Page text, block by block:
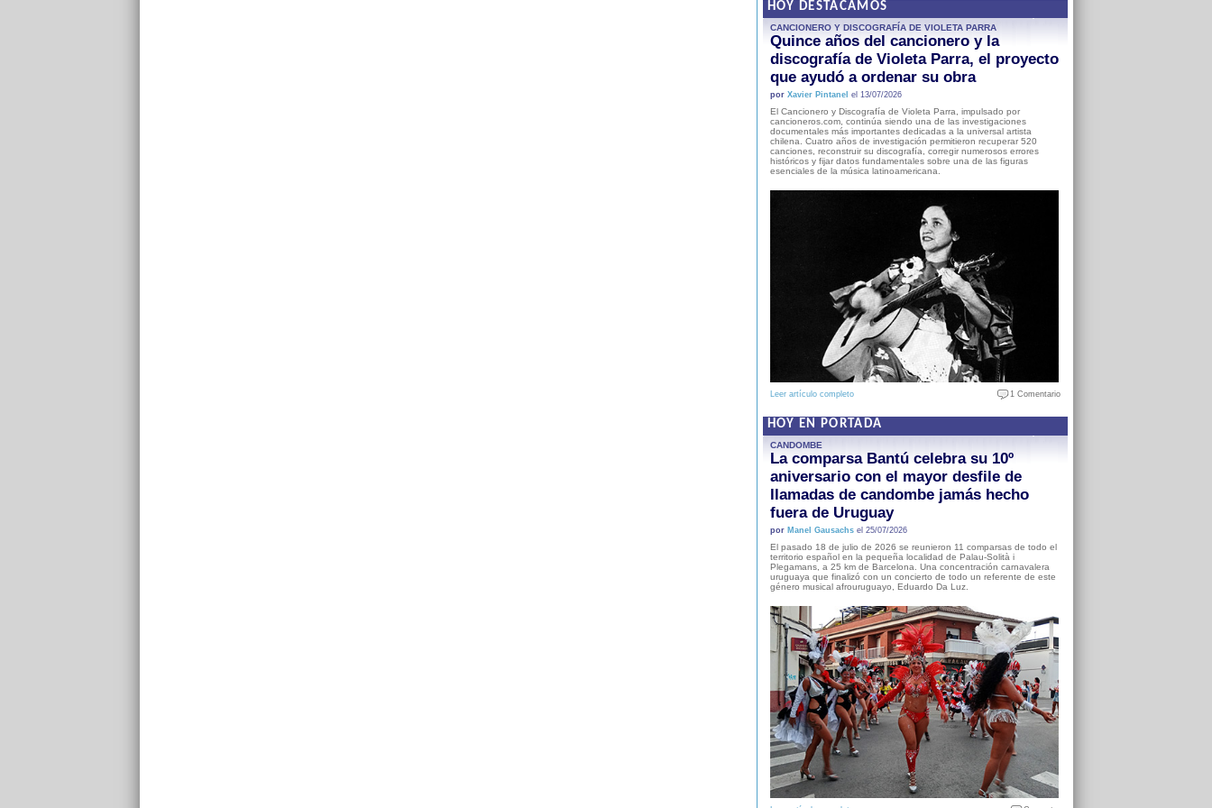
HOY DESTACAMOS
CANCIONERO Y DISCOGRAFÍA DE VIOLETA PARRA
Quince años del cancionero y la
discografía de Violeta Parra, el proyecto
que ayudó a ordenar su obra
por Xavier Pintanel el 13/07/2026
El Cancionero y Discografía de Violeta Parra, impulsado por
cancioneros.com, continúa siendo una de las investigaciones
documentales más importantes dedicadas a la universal artista
chilena. Cuatro años de investigación permitieron recuperar 520
canciones, reconstruir su discografía, corregir numerosos errores
históricos y fijar datos fundamentales sobre una de las figuras
esenciales de la música latinoamericana.
Leer artículo completo 1 Comentario
HOY EN PORTADA
CANDOMBE
La comparsa Bantú celebra su 10º
aniversario con el mayor desfile de
llamadas de candombe jamás hecho
fuera de Uruguay
por Manel Gausachsel 25/07/2026
El pasado 18 de julio de 2026 se reunieron 11 comparsas de todo el
territorio español en la pequeña localidad de Palau-Solità i
Plegamans, a 25 km de Barcelona. Una concentración carnavalera
uruguaya que finalizó con un concierto de todo un referente de este
género musical afrouruguayo, Eduardo Da Luz.